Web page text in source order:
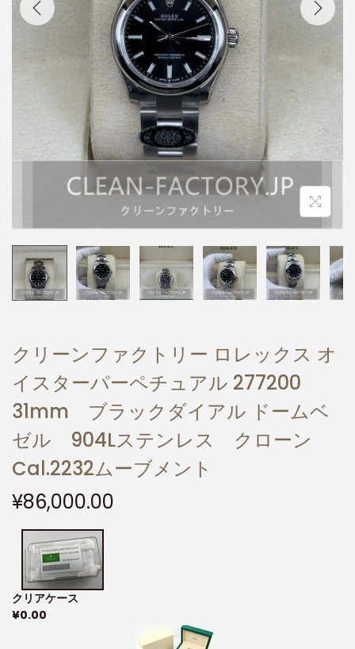
クリーンファクトリー ロレックス オ
イスターパーペチュアル 277200
31mm ブラックダイアル ドームベ
ゼル 904Lステンレス クローン
Cal.2232ムーブメント
¥86,000.00
クリアケース
¥0.00